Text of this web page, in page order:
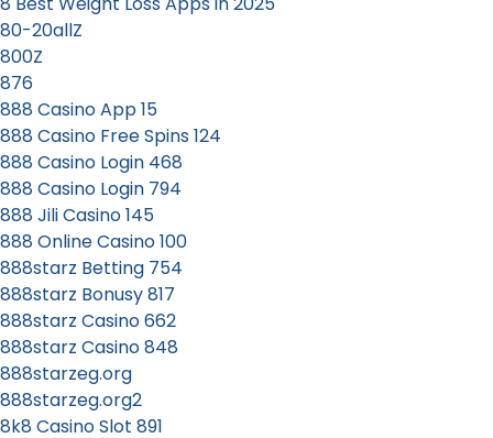
80-20allZ
800Z
876
888 Casino App 15
888 Casino Free Spins 124
888 Casino Login 468
888 Casino Login 794
888 Jili Casino 145
888 Online Casino 100
888starz Betting 754
888starz Bonusy 817
888starz Casino 662
888starz Casino 848
888starzeg.org
888starzeg.org2
8k8 Casino Slot 891